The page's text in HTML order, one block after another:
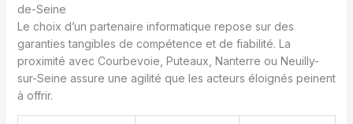
de-Seine
Le choix d’un partenaire informatique repose sur des
garanties tangibles de compétence et de fiabilité. La
proximité avec Courbevoie, Puteaux, Nanterre ou Neuilly-
sur-Seine assure une agilité que les acteurs éloignés peinent
à offrir.